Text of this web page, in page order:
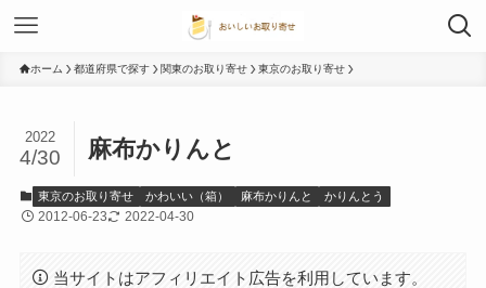
ホーム 都道府県で探す 関東のお取り寄せ 東京のお取り寄せ
麻布かりんと
2022
4/30
東京のお取り寄せ かわいい（箱） 麻布かりんと かりんとう
2012-06-23 2022-04-30
当サイトはアフィリエイト広告を利用しています。